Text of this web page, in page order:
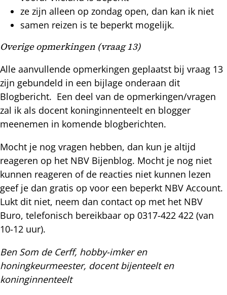
ze zijn alleen op zondag open, dan kan ik niet
samen reizen is te beperkt mogelijk.
Overige opmerkingen (vraag 13)
Alle aanvullende opmerkingen geplaatst bij vraag 13
zijn gebundeld in een bijlage onderaan dit
Blogbericht. Een deel van de opmerkingen/vragen
zal ik als docent koninginnenteelt en blogger
meenemen in komende blogberichten.
Mocht je nog vragen hebben, dan kun je altijd
reageren op het NBV Bijenblog. Mocht je nog niet
kunnen reageren of de reacties niet kunnen lezen
geef je dan gratis op voor een beperkt NBV Account.
Lukt dit niet, neem dan contact op met het NBV
Buro, telefonisch bereikbaar op 0317-422 422 (van
10-12 uur).
Ben Som de Cerff, hobby-imker en
honingkeurmeester, docent bijenteelt en
koninginnenteelt